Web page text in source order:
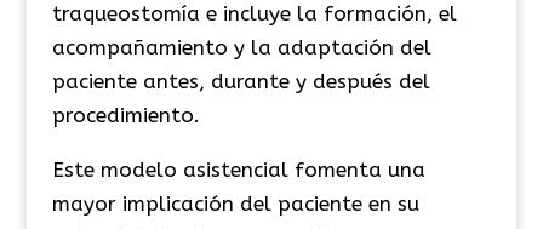
traqueostomía e incluye la formación, el
acompañamiento y la adaptación del
paciente antes, durante y después del
procedimiento.
Este modelo asistencial fomenta una
mayor implicación del paciente en su